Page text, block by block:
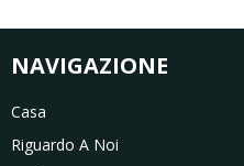
NAVIGAZIONE
Casa
Riguardo A Noi